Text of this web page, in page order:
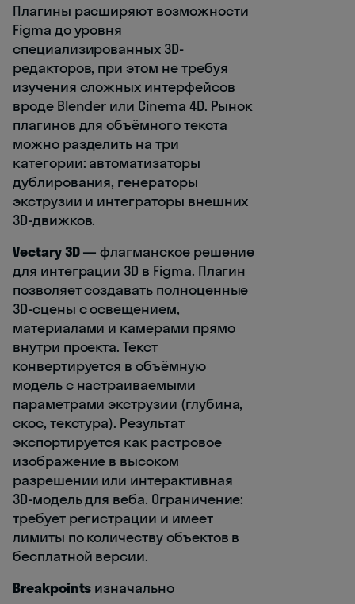
Плагины расширяют возможности
Figma до уровня
специализированных 3D-
редакторов, при этом не требуя
изучения сложных интерфейсов
вроде Blender или Cinema 4D. Рынок
плагинов для объёмного текста
можно разделить на три
категории: автоматизаторы
дублирования, генераторы
экструзии и интеграторы внешних
3D-движков.
Vectary 3D— флагманское решение
для интеграции 3D в Figma. Плагин
позволяет создавать полноценные
3D-сцены с освещением,
материалами и камерами прямо
внутри проекта. Текст
конвертируется в объёмную
модель с настраиваемыми
параметрами экструзии (глубина,
скос, текстура). Результат
экспортируется как растровое
изображение в высоком
разрешении или интерактивная
3D-модель для веба. Ограничение:
требует регистрации и имеет
лимиты по количеству объектов в
бесплатной версии.
Breakpoints изначально